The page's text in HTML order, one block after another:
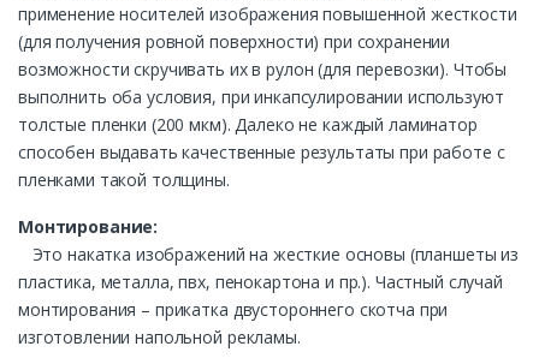
применение носителей изображения повышенной жесткости
(для получения ровной поверхности) при сохранении
возможности скручивать их в рулон (для перевозки). Чтобы
выполнить оба условия, при инкапсулировании используют
толстые пленки (200 мкм). Далеко не каждый ламинатор
способен выдавать качественные результаты при работе с
пленками такой толщины.
Монтирование:
Это накатка изображений на жесткие основы (планшеты из
пластика, металла, пвх, пенокартона и пр.). Частный случай
монтирования – прикатка двустороннего скотча при
изготовлении напольной рекламы.